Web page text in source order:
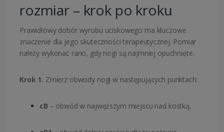
rozmiar – krok po kroku
Prawidłowy dobór wyrobu uciskowego ma kluczowe
znaczenie dla jego skuteczności terapeutycznej. Pomiar
należy wykonać rano, gdy nogi są najmniej opuchnięte.
Krok 1. Zmierz obwody nogi w następujących punktach:
cB – obwód w najwęższym miejscu nad kostką,